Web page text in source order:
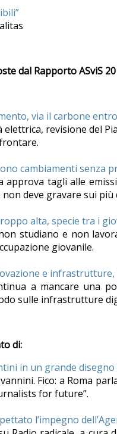
dal Rapporto ASviS
via il carbone
revisione del
cambiamenti senza
approva tagli alle
deve gravare sui più
alta, specie tra i
studiano e non
giovanile.
e
a mancare una
sulle infrastrutture
di:
in un grande
Fico: a Roma
for future”.
l’impegno